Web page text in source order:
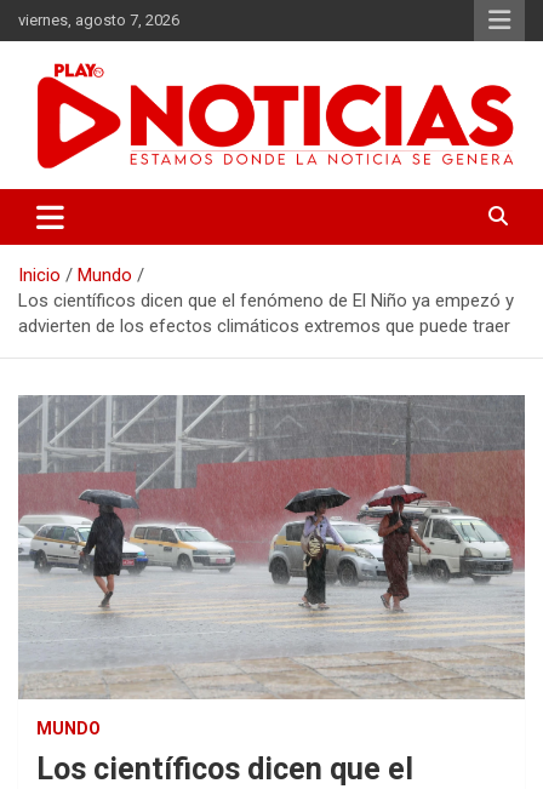
Saltar
al
contenido
viernes, agosto 7, 2026
Play Noticias
Inicio
Mundo
Los científicos dicen que el fenómeno de El Niño ya empezó y
advierten de los efectos climáticos extremos que puede traer
MUNDO
Los científicos dicen que el